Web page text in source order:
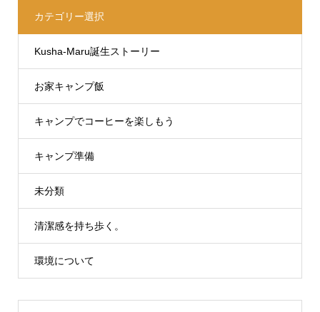
カテゴリー選択
Kusha-Maru誕生ストーリー
お家キャンプ飯
キャンプでコーヒーを楽しもう
キャンプ準備
未分類
清潔感を持ち歩く。
環境について